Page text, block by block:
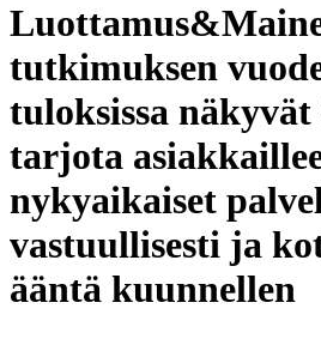
tutkimuksen
tuloksissa
tarjota
nykyaikaiset
vastuullisesti ja
ääntä kuunnellen